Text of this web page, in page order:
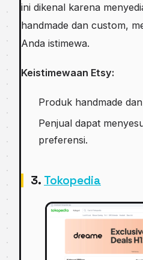
ini dikenal karena
handmade dan custom,
Anda istimewa.
Keistimewaan Etsy:
Produk handmade
Penjual dapat
preferensi.
3. Tokopedia